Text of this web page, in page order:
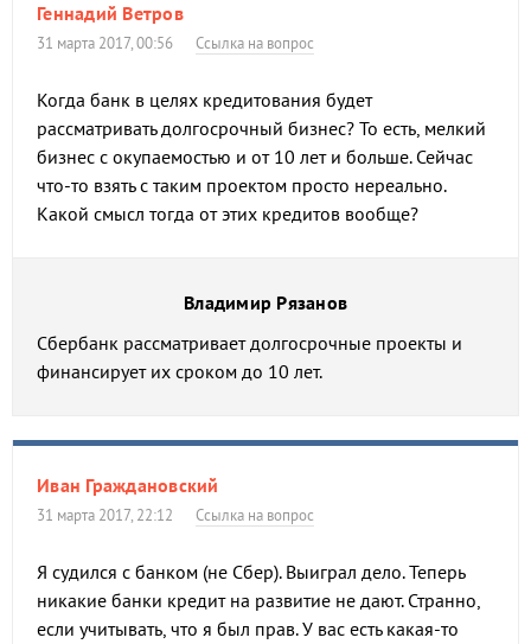
Геннадий Ветров
31 марта 2017, 00:56 Ссылка на вопрос
Когда банк в целях кредитования будет
рассматривать долгосрочный бизнес? То есть, мелкий
бизнес с окупаемостью и от 10 лет и больше. Сейчас
что-то взять с таким проектом просто нереально.
Какой смысл тогда от этих кредитов вообще?
Владимир Рязанов
Сбербанк рассматривает долгосрочные проекты и
финансирует их сроком до 10 лет.
Иван Граждановский
31 марта 2017, 22:12 Ссылка на вопрос
Я судился с банком (не Сбер). Выиграл дело. Теперь
никакие банки кредит на развитие не дают. Странно,
если учитывать, что я был прав. У вас есть какая-то